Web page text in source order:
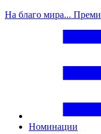
На благо мира...
Номинации